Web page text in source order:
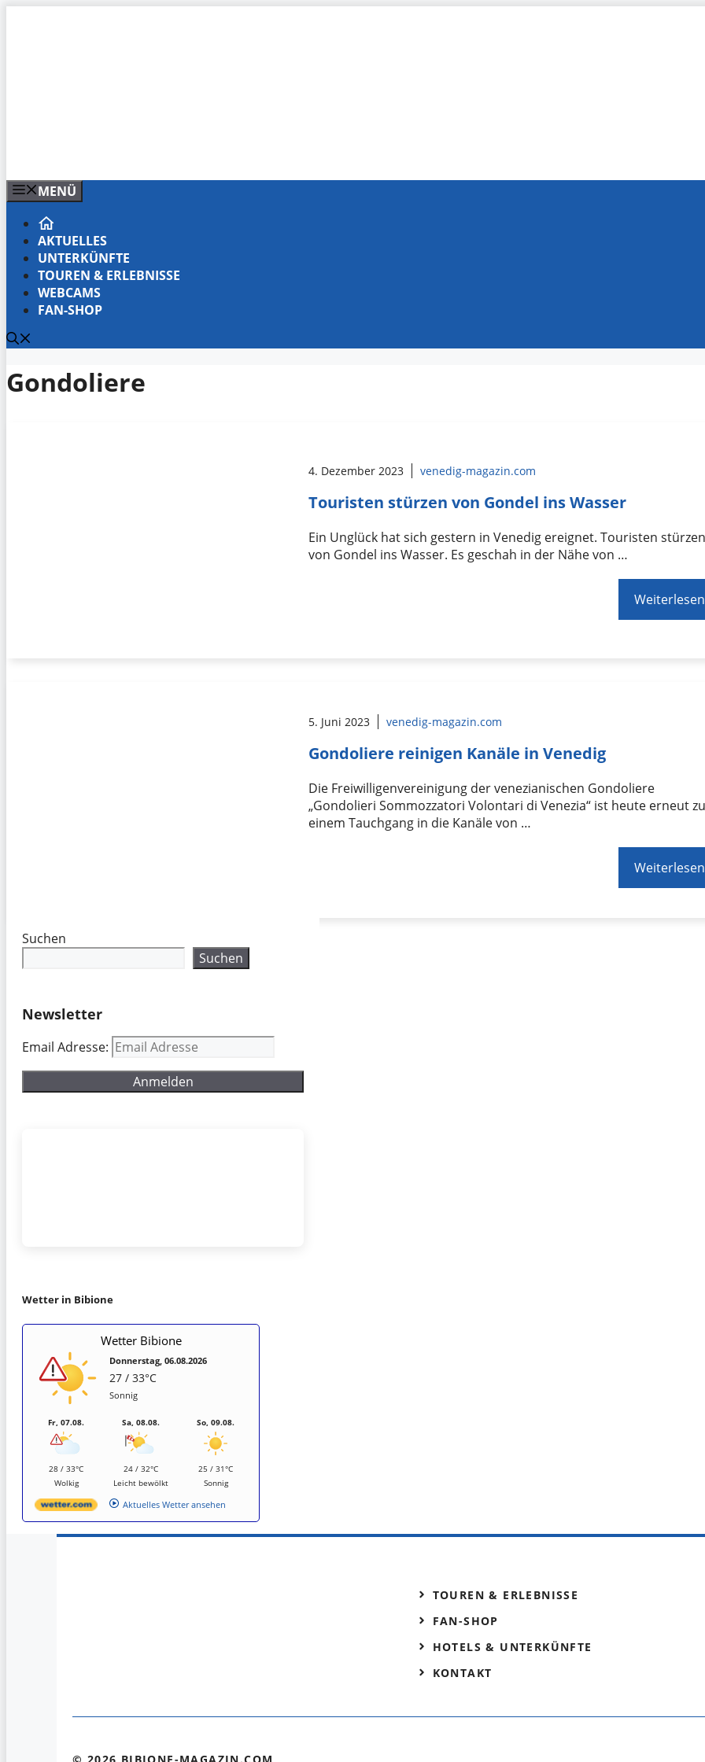
MENÜ
AKTUELLES
UNTERKÜNFTE
TOUREN & ERLEBNISSE
WEBCAMS
FAN-SHOP
Gondoliere
4. Dezember 2023 venedig-magazin.com
Touristen stürzen von Gondel ins Wasser
Ein Unglück hat sich gestern in Venedig ereignet. Touristen
von Gondel ins Wasser. Es geschah in der Nähe von …
Weiterlesen
5. Juni 2023 venedig-magazin.com
Gondoliere reinigen Kanäle in Venedig
Die Freiwilligenvereinigung der venezianischen Gondoliere
„Gondolieri Sommozzatori Volontari di Venezia“ ist heute erneut
einem Tauchgang in die Kanäle von …
Weiterlesen
Suchen
Suchen
Newsletter
Email Adresse:
Wetter in Bibione
Wetter Bibione
Donnerstag, 06.08.2026
27 / 33°C
Sonnig
Fr, 07.08.
28 / 33°C
Wolkig
Sa, 08.08.
24 / 32°C
Leicht bewölkt
So, 09.08.
25 / 31°C
Sonnig
Aktuelles Wetter ansehen
TOUREN & ERLEBNISSE
FAN-SHOP
HOTELS & UNTERKÜNFTE
KONTAKT